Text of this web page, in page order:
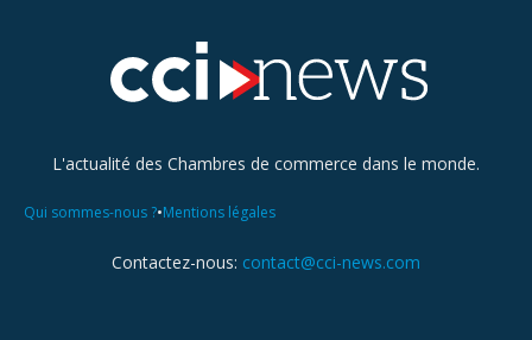
L'actualité des Chambres de commerce dans le monde.
Qui sommes-nous ?•Mentions légales
Contactez-nous: contact@cci-news.com